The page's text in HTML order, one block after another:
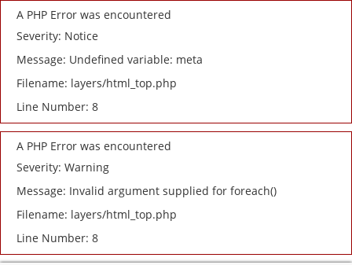
A PHP Error was encountered
Severity: Notice
Message: Undefined variable: meta
Filename: layers/html_top.php
Line Number: 8
A PHP Error was encountered
Severity: Warning
Message: Invalid argument supplied for foreach()
Filename: layers/html_top.php
Line Number: 8